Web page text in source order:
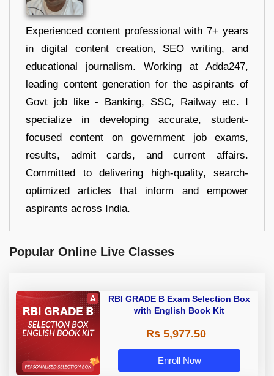
Experienced content professional with 7+ years
in digital content creation, SEO writing, and
educational journalism. Working at Adda247,
leading content generation for the aspirants of
Govt job like - Banking, SSC, Railway etc. I
specialize in developing accurate, student-
focused content on government job exams,
results, admit cards, and current affairs.
Committed to delivering high-quality, search-
optimized articles that inform and empower
aspirants across India.
Popular Online Live Classes
RBI GRADE B Exam Selection Box
with English Book Kit
Rs 5,977.50
Enroll Now